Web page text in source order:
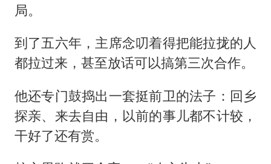
局。
到了五六年，主席念叨着得把能拉拢的人
都拉过来，甚至放话可以搞第三次合作。
他还专门鼓捣出一套挺前卫的法子：回乡
探亲、来去自由，以前的事儿都不计较，
干好了还有赏。